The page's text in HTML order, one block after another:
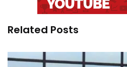
Related Posts